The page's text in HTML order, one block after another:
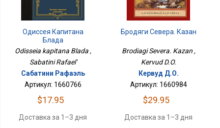
Одиссея Капитана
Блада
Odisseia kapitana Blada ,
Sabatini Rafael'
Сабатини Рафаэль
Артикул: 1660766
$17.95
Доставка за 1–3 дня
Бродяги Севера. Казан
Brodiagi Severa. Kazan ,
Kervud D.O.
Кервуд Д.О.
Артикул: 1660984
$29.95
Доставка за 1–3 дня